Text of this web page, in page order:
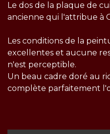
Le dos de la plaque de
ancienne qui l'attribue à
Les conditions de la
excellentes et aucune
n'est perceptible.
Un beau cadre doré au
complète parfaitement